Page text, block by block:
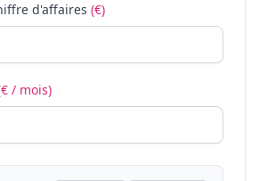
d'affaires (€)
/ mois)